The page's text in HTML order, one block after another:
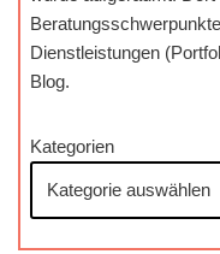
Dienstleistungen
Blog.
Kategorien